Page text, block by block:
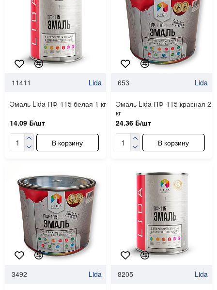
11411 Lida
Эмаль Lida ПФ-115 белая 1 кг
14.09 ƃ/шт
В корзину
653 Lida
Эмаль Lida ПФ-115 красная 2
кг
24.36 ƃ/шт
В корзину
3492 Lida 8205 Lida